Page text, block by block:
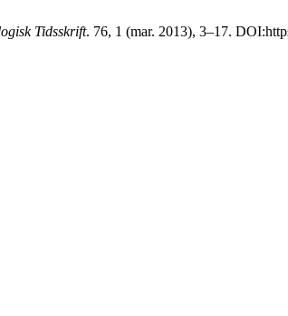
Tidsskrift. 76, 1 (mar. 2013), 3–17.